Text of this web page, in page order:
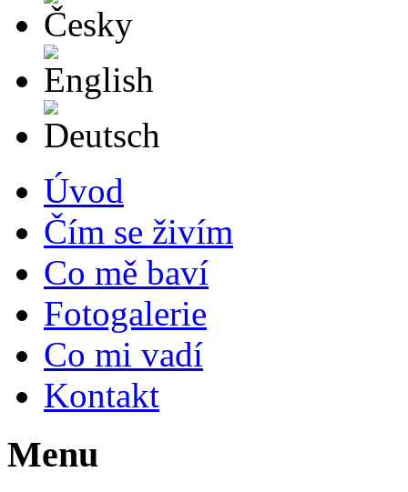
Úvod
Čím se živím
Co mě baví
Fotogalerie
Co mi vadí
Kontakt
Menu